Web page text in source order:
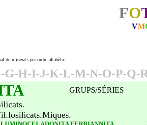
FO
VM
de minerals per ordre alfabètic.
-G-H-I-J-K-L-M-N-O-P-Q-
GRUPS/SÉRIES